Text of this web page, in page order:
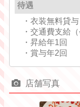
待遇
・衣装無料貸与
・交通費支給
・昇給年1回
・賞与年2回
店舗写真